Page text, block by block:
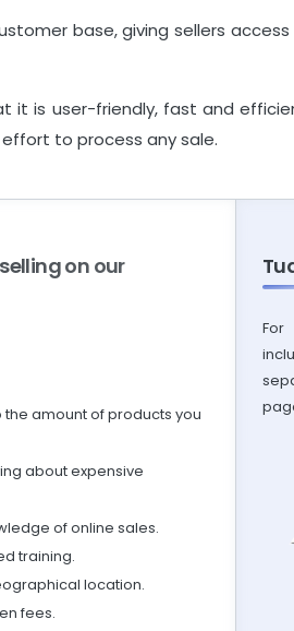
base, giving sellers
it is user-friendly, fast and
to process any sale.
on our
amount of products you
about expensive
of online sales.
training.
location.
fees.